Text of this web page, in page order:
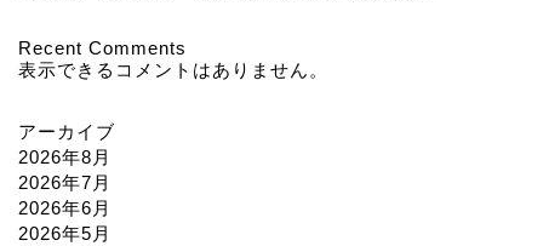
Recent Comments
表示できるコメントはありません。
アーカイブ
2026年8月
2026年7月
2026年6月
2026年5月